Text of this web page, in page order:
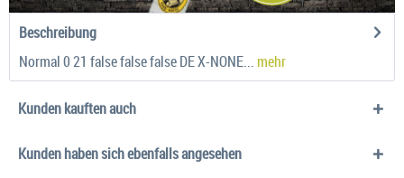
Beschreibung
Normal 0 21 false false false DE X-NONE... mehr
Kunden kauften auch
Kunden haben sich ebenfalls angesehen